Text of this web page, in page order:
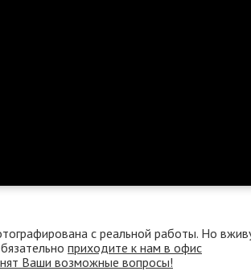
с реальной работы. Но
приходите к нам в офис
Ваши возможные вопросы!